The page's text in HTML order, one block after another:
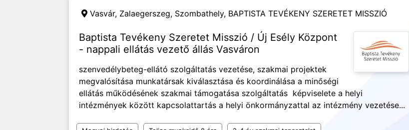
Vasvár, Zalaegerszeg, Szombathely, BAPTISTA TEVÉKENY SZERETET MISSZIÓ
Baptista Tevékeny Szeretet Misszió / Új Esély Központ
- nappali ellátás vezető állás Vasváron
szenvedélybeteg-ellátó szolgáltatás vezetése, szakmai projektek
megvalósítása munkatársak kiválasztása és koordinálása a minőségi
ellátás működésének szakmai támogatása szolgáltatás képviselete a helyi
intézmények között kapcsolattartás a helyi önkormányzattal az intézmény vezetése...